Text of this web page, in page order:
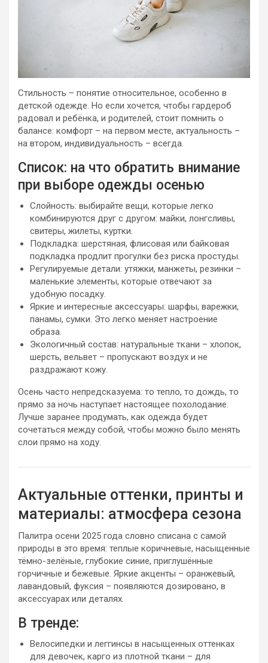
Стильность – понятие относительное, особенно в
детской одежде. Но если хочется, чтобы гардероб
радовал и ребёнка, и родителей, стоит помнить о
балансе: комфорт – на первом месте, актуальность –
на втором, индивидуальность – всегда.
Список: на что обратить внимание
при выборе одежды осенью
Слойность: выбирайте вещи, которые легко
комбинируются друг с другом: майки, лонгсливы,
свитеры, жилеты, куртки.
Подкладка: шерстяная, флисовая или байковая
подкладка продлит прогулки без риска простуды.
Регулируемые детали: утяжки, манжеты, резинки –
маленькие элементы, которые отвечают за
удобную посадку.
Яркие и интересные аксессуары: шарфы, варежки,
панамы, сумки. Это легко меняет настроение
образа.
Экологичный состав: натуральные ткани – хлопок,
шерсть, вельвет – пропускают воздух и не
раздражают кожу.
Осень часто непредсказуема: то тепло, то дождь, то
прямо за ночь наступает настоящее похолодание.
Лучше заранее продумать, как одежда будет
сочетаться между собой, чтобы можно было менять
слои прямо на ходу.
Актуальные оттенки, принты и
материалы: атмосфера сезона
Палитра осени 2025 года словно списана с самой
природы в это время: теплые коричневые, насыщенные
тёмно-зелёные, глубокие синие, приглушённые
горчичные и бежевые. Яркие акценты – оранжевый,
лавандовый, фуксия – появляются дозировано, в
аксессуарах или деталях.
В тренде:
Велосипедки и леггинсы в насыщенных оттенках
для девочек, карго из плотной ткани – для